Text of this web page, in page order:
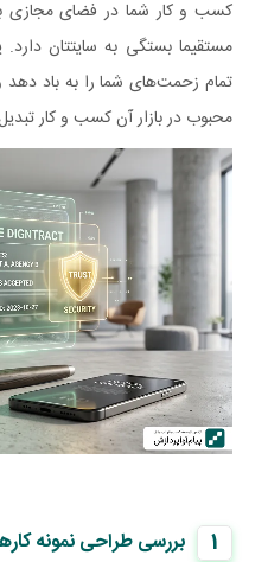
کسب و کار شما در فضای مجازی
مستقیما بستگی به سایتتان
تمام زحمت‌های شما را به باد
محبوب در بازار آن کسب و کار
1 بررسی طراحی نمونه